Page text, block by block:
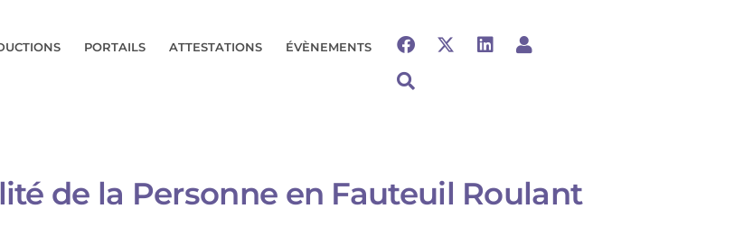
PORTAILS ATTESTATIONS ÉVÈNEMENTS
de la Personne en Fauteuil Roulant​